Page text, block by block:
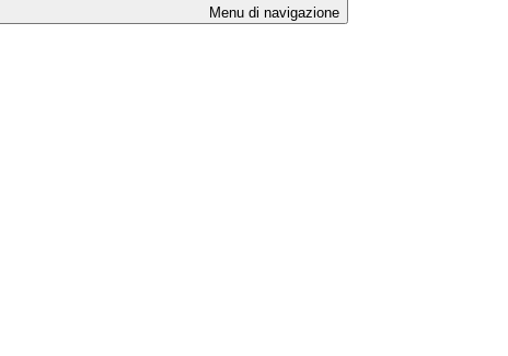
Menu di navigazione